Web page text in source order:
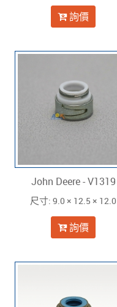
詢價
John Deere - V1319
尺寸: 9.0 × 12.5 × 12.0
詢價